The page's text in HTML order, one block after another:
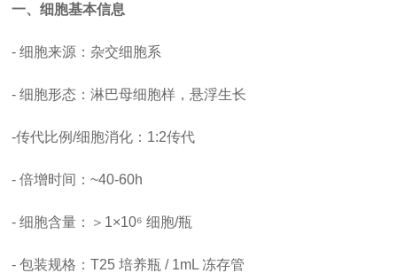
一、细胞基本信息
- 细胞来源：杂交细胞系
- 细胞形态：淋巴母细胞样，悬浮生长
-传代比例/细胞消化 ： 1:2传代
-倍增时间 ：~40-60h
- 细胞含量：＞1×10⁶ 细胞/瓶
- 包装规格：T25 培养瓶 / 1mL 冻存管